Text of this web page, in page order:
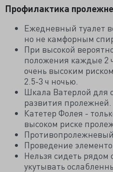
Профилактика
Ежедневный туалет
но не камфорным
При высокой
положения каждые 2
очень высоким
2.5-3 ч ночью.
Шкала Ватерлой для
развития пролежней.
Катетер Фолея -
высоком риске
Проведение
Нельзя сидеть рядом
укутывать